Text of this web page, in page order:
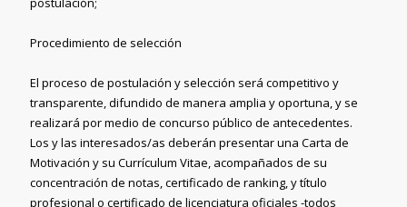
Procedimiento de selección
El proceso de postulación y selección será competitivo y
transparente, difundido de manera amplia y oportuna, y se
realizará por medio de concurso público de antecedentes.
Los y las interesados/as deberán presentar una Carta de
Motivación y su Currículum Vitae, acompañados de su
concentración de notas, certificado de ranking, y título
profesional o certificado de licenciatura oficiales -todos